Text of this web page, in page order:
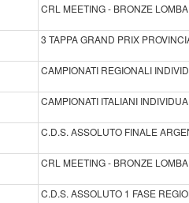
CRL MEETING - BRONZE
3 TAPPA GRAND PRIX
CAMPIONATI REGIONALI
CAMPIONATI ITALIANI
C.D.S. ASSOLUTO FINALE
CRL MEETING - BRONZE
C.D.S. ASSOLUTO 1 FASE